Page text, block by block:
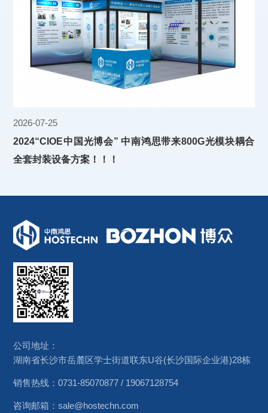
2026-07-25
2024“CIOE中国光博会” 中南鸿思带来800G光模块耦合
全套封装设备方案！！！
公司地址：
湖南省长沙市岳麓区学士街道联东U谷(长沙国际企业港)28栋
销售热线：0731-85070877 / 19067128754
咨询邮箱：sale@hostechn.com